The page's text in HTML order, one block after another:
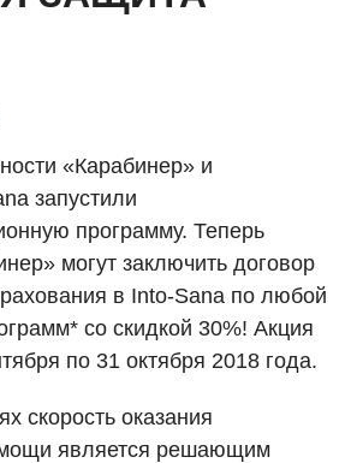
исследования
отделение
«Карабинер» и
запустили
программу. Теперь
могут заключить договор
в Into-Sana по любой
со скидкой 30%! Акция
по 31 октября 2018 года.
скорость оказания
является решающим